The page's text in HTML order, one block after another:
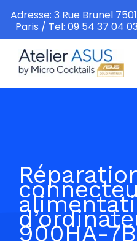
contenu
900HA-7B
Adresse: 3 Rue Brunel
Paris / Tel: 09 54 37 04 03